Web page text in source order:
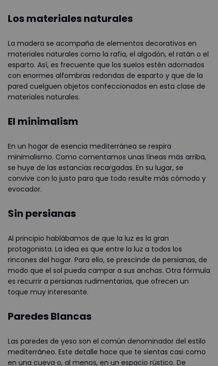
Los materiales naturales
La madera se acompaña de elementos decorativos en
materiales naturales como la rafia, el algodón, el ratán o el
esparto. Así, es frecuente que los suelos estén adornados
con enormes alfombras redondas de esparto y que de la
pared cuelguen objetos confeccionados en esta clase de
materiales naturales.
El minimalism
En un hogar de esencia mediterránea se respira
minimalismo. Como comentamos unas líneas más arriba,
se huye de las estancias recargadas. En su lugar, se
convive con lo justo para que todo resulte más cómodo y
evocador.
Sin persianas
Al principio hablábamos de que la luz es la gran
protagonista. La idea es que entre la luz a todos los
rincones del hogar. Para ello, se prescinde de persianas, de
modo que el sol pueda campar a sus anchas. Otra fórmula
es recurrir a persianas rudimentarias, que ofrecen un
toque muy interesante.
Paredes Blancas
Las paredes de yeso son el común denominador del estilo
mediterráneo. Este detalle hace que te sientas casi como
en una cueva o, al menos, en un espacio rústico. De